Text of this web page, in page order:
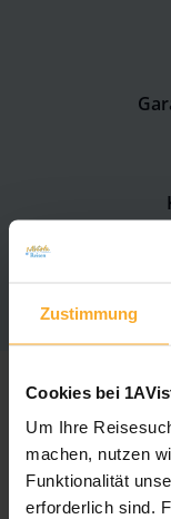
Zustimmung
Cookies bei
Um Ihre
machen, nutzen
Funktionalität
erforderlich sind.